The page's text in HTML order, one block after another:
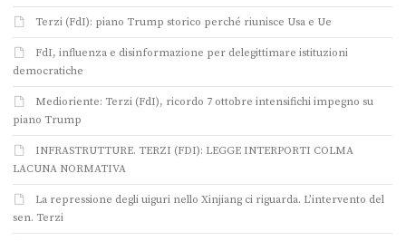
Terzi (FdI): piano Trump storico perché riunisce Usa e Ue
FdI, influenza e disinformazione per delegittimare istituzioni
democratiche
Medioriente: Terzi (FdI), ricordo 7 ottobre intensifichi impegno su
piano Trump
INFRASTRUTTURE. TERZI (FDI): LEGGE INTERPORTI COLMA
LACUNA NORMATIVA
La repressione degli uiguri nello Xinjiang ci riguarda. L’intervento del
sen. Terzi